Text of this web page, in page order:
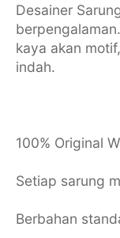
Desainer
kaya akan
indah.
100% Original
Setiap sarung
Berbahan